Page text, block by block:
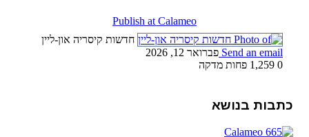
Publish at Calameo
חדשות קיסריה און-ליין
Send an email פברואר 12, 2026
0
פחות מדקה
כתבות בנושא